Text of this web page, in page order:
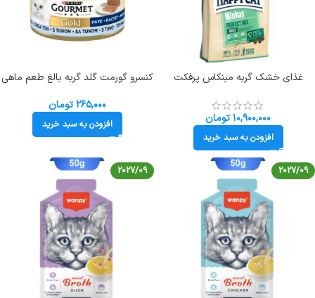
غذای خشک گربه مینکاس پرفکت
۱۰,۹۰۰,۰۰۰تومان
افزودن به سبد خرید
کنسرو گورمت گلد گربه بالغ طعم ماهی
۲۶۵,۰۰۰ تومان
افزودن به سبد خرید
2027/09
2027/09